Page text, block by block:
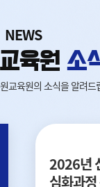
NEWS
육원 소
교육원의 소식을 알려드
2026년
심화과